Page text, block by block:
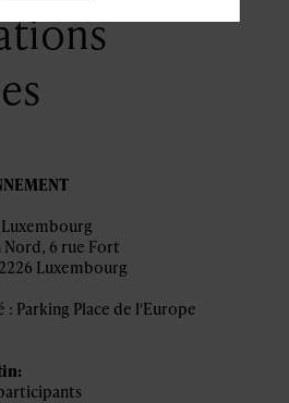
6 rue Fort
Luxembourg
Parking Place de l'Europe